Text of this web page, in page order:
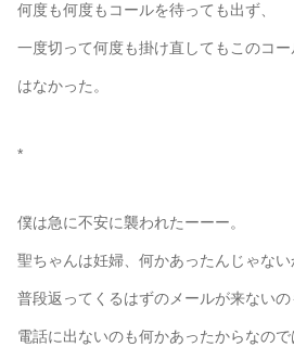
何度も何度もコールを待っても出ず、
一度切って何度も掛け直してもこのコ
はなかった。
*
僕は急に不安に襲われたーーー。
聖ちゃんは妊婦、何かあったんじゃない
普段返ってくるはずのメールが来ないの
電話に出ないのも何かあったからなの